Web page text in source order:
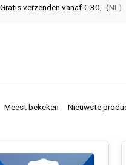
Gratis verzenden vanaf € 30,- (NL)
Meest bekeken Nieuwste